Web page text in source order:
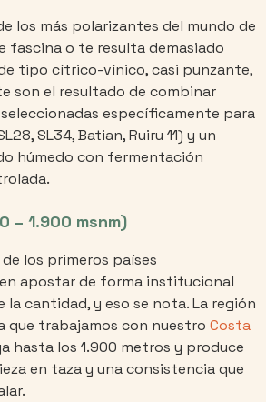
los más polarizantes del mundo de
fascina o te resulta demasiado
tipo cítrico-vínico, casi punzante,
son el resultado de combinar
específicamente para
SL34, Batian, Ruiru 11) y un
húmedo con fermentación
– 1.900 msnm)
los primeros países
apostar de forma institucional
la cantidad, y eso se nota. La región
que trabajamos con nuestro Costa
hasta los 1.900 metros y produce
en taza y una consistencia que